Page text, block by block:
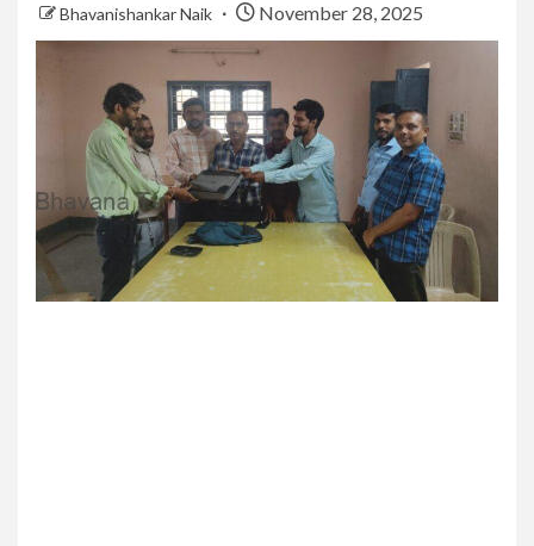
Bhavanishankar Naik November 28, 2025